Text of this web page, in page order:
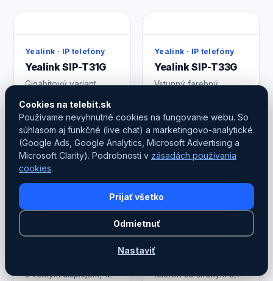
Yealink · IP telefóny
Yealink SIP-T31G
Gigabitový variant
2-linkový IP telefón pre
úsporné kancelárie.
Cena na
dopyt
Detail
Yealink · IP telefóny
Yealink SIP-T33G
Vstupný farebný
štandard na každý stôl.
Cena na
dopyt
Detail
s veľkým displejom, 12
Yealink · IP telefóny
Yealink SIP-T43U
telefón so širokým 3,7"
Cookies na telebit.sk
Používame nevyhnutné cookies na fungovanie webu. So
súhlasom aj funkčné (live chat) a marketingovo-analytické
(Google Ads, Google Analytics, Microsoft Advertising a
Microsoft Clarity). Podrobnosti v zásadách používania
cookies.
Prijať všetko
Odmietnuť
Nastaviť